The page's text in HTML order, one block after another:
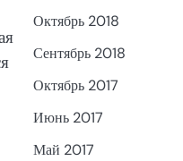
Октябрь 2018
Сентябрь 2018
Октябрь 2017
Июнь 2017
Май 2017